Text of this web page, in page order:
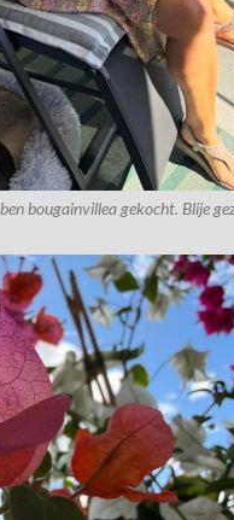
bougainvillea gekocht. Blije